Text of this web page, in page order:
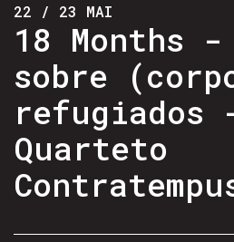
22 / 23 MAI
18 Months -
sobre
refugiados
Quarteto